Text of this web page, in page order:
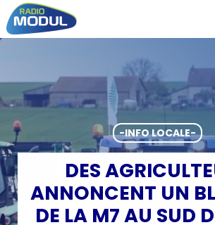
-INFO LOCALE-
DES
ANNONCENT UN
DE LA M7 AU SUD